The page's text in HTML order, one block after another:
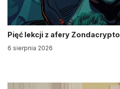
Pięć lekcji z afery Zondacrypto
6 sierpnia 2026